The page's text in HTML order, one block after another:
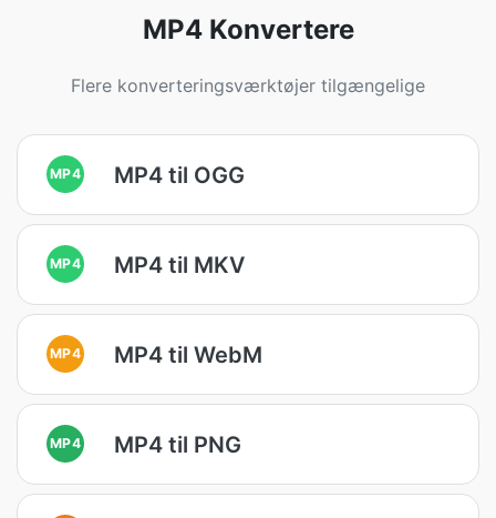
MP4 Konvertere
Flere konverteringsværktøjer tilgængelige
MP4 MP4 til OGG
MP4 MP4 til MKV
MP4 MP4 til WebM
MP4 MP4 til PNG